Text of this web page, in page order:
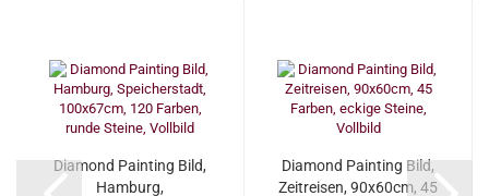
Diamond Painting Bild,
Hamburg,
Diamond Painting Bild,
Zeitreisen, 90x60cm, 45